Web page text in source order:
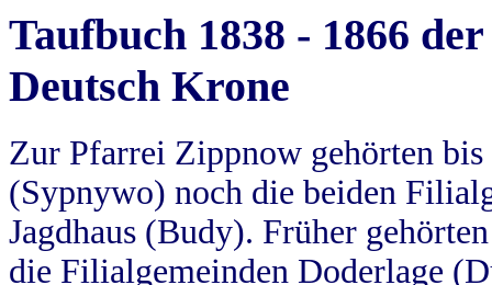
Taufbuch 1838 - 1866
Deutsch Krone
Zur Pfarrei Zippnow gehörten
(Sypnywo) noch die beiden
Jagdhaus (Budy). Früher
die Filialgemeinden Doderlage